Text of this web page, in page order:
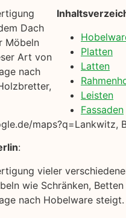
Dach
Möbeln
Art von
nach
Platten
Latten
Leisten
Fassaden
maps?q=Lankwitz,
:
vieler
wie Schränken,
nach Hobelware